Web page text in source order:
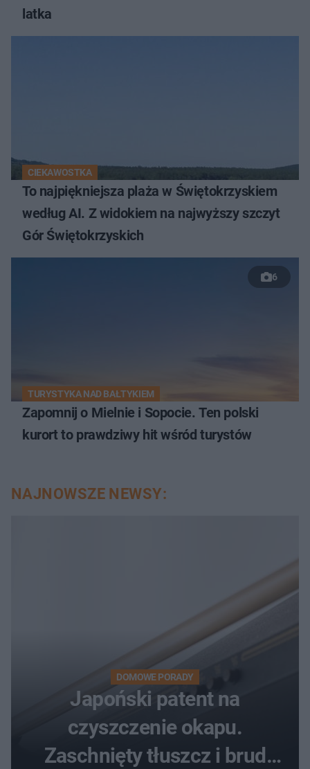
latka
CIEKAWOSTKA
To najpiękniejsza plaża w Świętokrzyskiem
według AI. Z widokiem na najwyższy szczyt
Gór Świętokrzyskich
6
TURYSTYKA NAD BAŁTYKIEM
Zapomnij o Mielnie i Sopocie. Ten polski
kurort to prawdziwy hit wśród turystów
NAJNOWSZE NEWSY:
DOMOWE PORADY
Japoński patent na
czyszczenie okapu.
Zaschnięty tłuszcz i brud